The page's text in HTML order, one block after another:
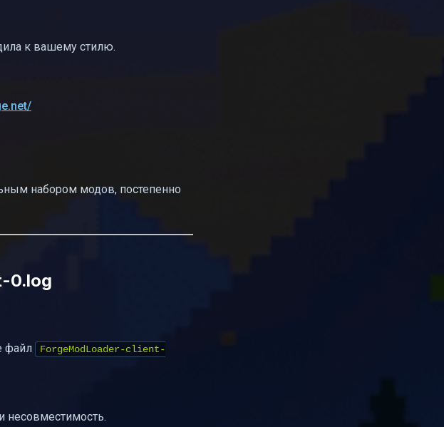
к вашему стилю.
набором модов, постепенно
0.log
файл
ForgeModLoader-client-
несовместимость.